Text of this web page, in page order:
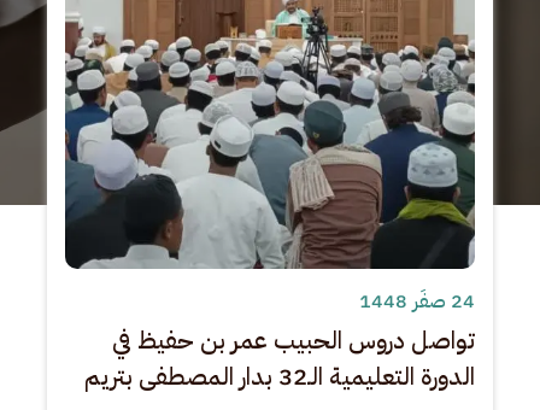
24 صفَر 1448
تواصل دروس الحبيب عمر بن حفيظ في
الدورة التعليمية الـ32 بدار المصطفى بتريم